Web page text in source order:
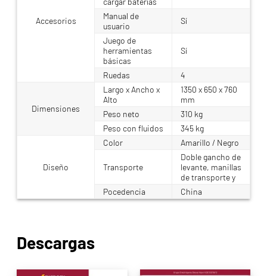
Accesorios
Manual de
usuario
Sí
Juego de
herramientas
básicas
Sí
Ruedas 4
Dimensiones
Largo x Ancho x
Alto
1350 x 650 x 760
mm
Peso neto
310 kg
Peso con fluidos
345 kg
Diseño
Color Amarillo / Negro
Transporte
Doble gancho de
levante, manillas
de transporte y
Pocedencia
China
Descargas